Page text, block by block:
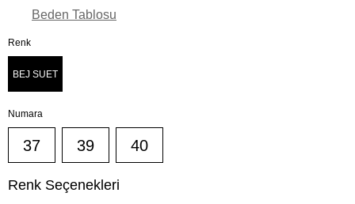
Beden Tablosu
Renk
BEJ SUET
Numara
37 39 40
Renk Seçenekleri